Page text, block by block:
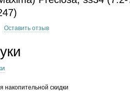
Оставить отзыв
накопительной скидки